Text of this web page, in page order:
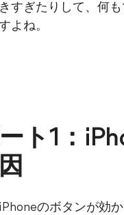
すぎたりして、何
よね。
ト1：
のボタンが効